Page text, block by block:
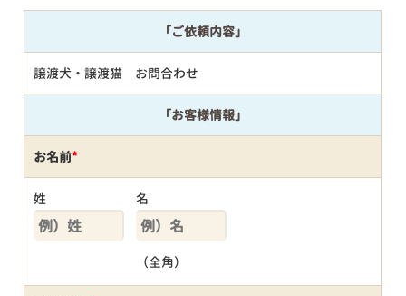
「ご依頼内容」
譲渡犬・譲渡猫 お問合わせ
「お客様情報」
お名前*
姓 名
（全角）